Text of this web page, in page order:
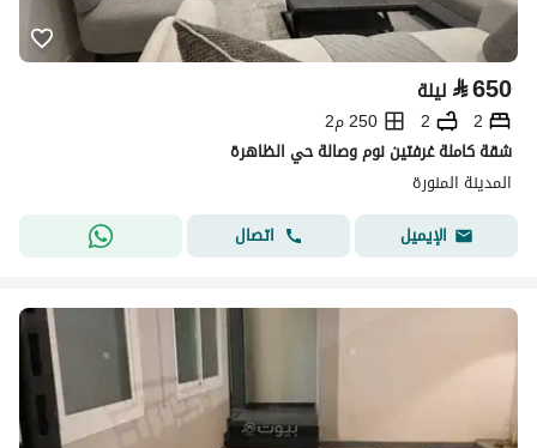
⃁650 ليلة
2
2
250 م2
شقة كاملة غرفتين نوم وصالة حي الظاهرة
المدينة المنورة
الإيميل
اتصال